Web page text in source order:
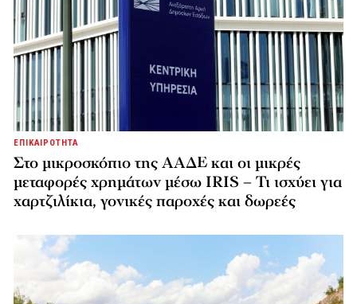
ΕΠΙΚΑΙΡΟΤΗΤΑ
Στο μικροσκόπιο της ΑΑΔΕ και οι μικρές
μεταφορές χρημάτων μέσω IRIS – Τι ισχύει για
χαρτζιλίκια, γονικές παροχές και δωρεές